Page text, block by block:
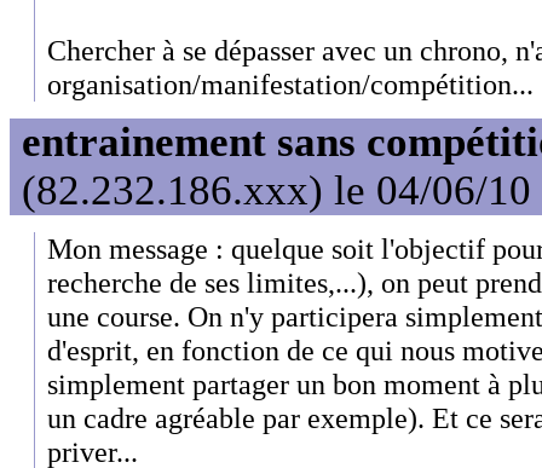
Chercher à se dépasser avec un chrono,
organisation/manifestation/compétition...
entrainement sans
(82.232.186.xxx) le 04/06/10
Mon message : quelque soit l'objectif
recherche de ses limites,...), on peut
une course. On n'y participera
d'esprit, en fonction de ce qui nous
simplement partager un bon moment à
un cadre agréable par exemple). Et ce
priver...